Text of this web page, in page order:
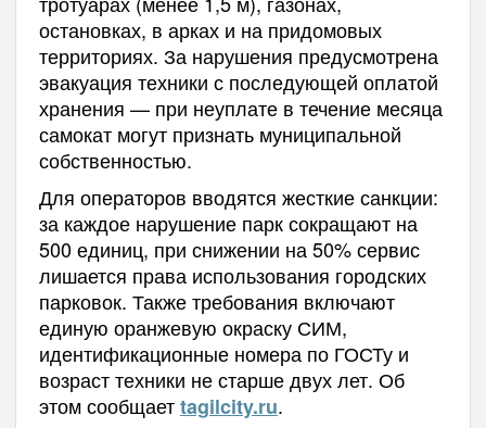
остановках, в арках и на придомовых
территориях. За нарушения предусмотрена
эвакуация техники с последующей оплатой
хранения — при неуплате в течение месяца
самокат могут признать муниципальной
собственностью.
Для операторов вводятся жесткие санкции:
за каждое нарушение парк сокращают на
500 единиц, при снижении на 50% сервис
лишается права использования городских
парковок. Также требования включают
единую оранжевую окраску СИМ,
идентификационные номера по ГОСТу и
возраст техники не старше двух лет. Об
этом сообщаетtagilcity.ru.